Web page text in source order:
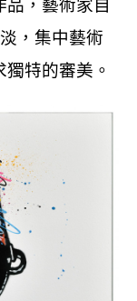
，藝術家自
，集中藝術
特的審美。